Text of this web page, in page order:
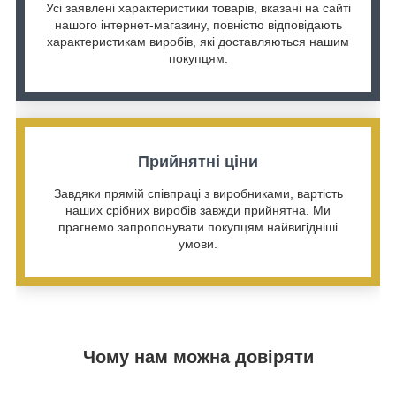
Усі заявлені характеристики товарів, вказані на сайті
нашого інтернет-магазину, повністю відповідають
характеристикам виробів, які доставляються нашим
покупцям.
Прийнятні ціни
Завдяки прямій співпраці з виробниками, вартість
наших срібних виробів завжди прийнятна. Ми
прагнемо запропонувати покупцям найвигідніші
умови.
Чому нам можна довіряти